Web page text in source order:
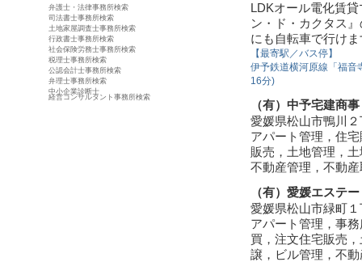
LDKオール電化賃
ン・ド・カクタス
にも自転車で行け
【最寄駅／バス停】
伊予鉄道横河原線「福
16分)
（有）中予宅建商事
愛媛県松山市鴨川
アパート管理，住
販売，土地管理，
不動産管理，不動
（有）愛媛エステ
愛媛県松山市緑町
アパート管理，事
買，注文住宅販売
譲，ビル管理，不
弁護士・法律事務所検索
司法書士事務所検索
土地家屋調査士事務所検索
行政書士事務所検索
社会保険労務士事務所検索
税理士事務所検索
公認会計士事務所検索
弁理士事務所検索
中小企業診断士
経営コンサルタント事務所検索